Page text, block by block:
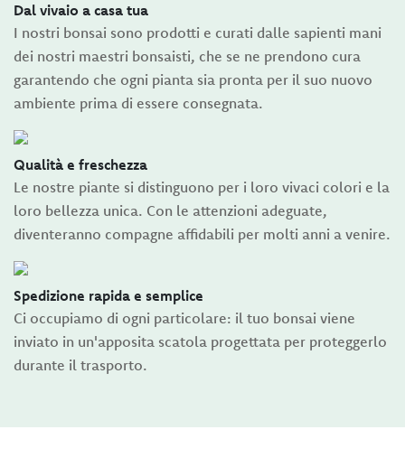
Dal vivaio a casa tua
I nostri bonsai sono prodotti e curati dalle sapienti mani
dei nostri maestri bonsaisti, che se ne prendono cura
garantendo che ogni pianta sia pronta per il suo nuovo
ambiente prima di essere consegnata.
Qualità e freschezza
Le nostre piante si distinguono per i loro vivaci colori e la
loro bellezza unica. Con le attenzioni adeguate,
diventeranno compagne affidabili per molti anni a venire.
Spedizione rapida e semplice
Ci occupiamo di ogni particolare: il tuo bonsai viene
inviato in un'apposita scatola progettata per proteggerlo
durante il trasporto.